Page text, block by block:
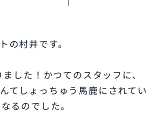
の村井です。
した！かつてのスタッフに、
てしょっちゅう馬鹿にされて
るのでした。